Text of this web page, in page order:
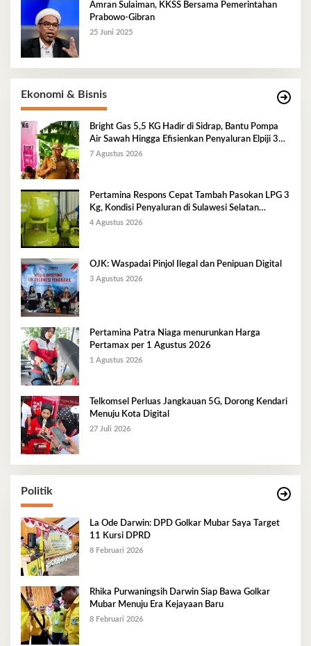
Amran Sulaiman, KKSS Bersama Pemerintahan
Prabowo-Gibran
25 Juni 2025
Ekonomi & Bisnis
Bright Gas 5,5 KG Hadir di Sidrap, Bantu Pompa
Air Sawah Hingga Efisienkan Penyaluran Elpiji 3
Kg
7 Agustus 2026
Pertamina Respons Cepat Tambah Pasokan LPG 3
Kg, Kondisi Penyaluran di Sulawesi Selatan
Berlangsung Kondusif
4 Agustus 2026
OJK: Waspadai Pinjol Ilegal dan Penipuan Digital
3 Agustus 2026
Pertamina Patra Niaga menurunkan Harga
Pertamax per 1 Agustus 2026
1 Agustus 2026
Telkomsel Perluas Jangkauan 5G, Dorong Kendari
Menuju Kota Digital
27 Juli 2026
Politik
La Ode Darwin: DPD Golkar Mubar Saya Target
11 Kursi DPRD
8 Februari 2026
Rhika Purwaningsih Darwin Siap Bawa Golkar
Mubar Menuju Era Kejayaan Baru
8 Februari 2026